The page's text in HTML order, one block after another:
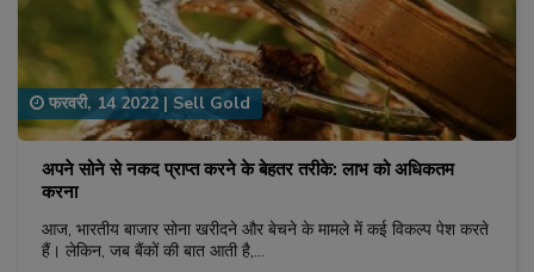
अपने सोने से नकद प्राप्त करने के बेहतर तरीके: लाभ को अधिकतम
करना
फरवरी, 14 2022 | Sell Gold
आज, भारतीय बाजार सोना खरीदने और बेचने के मामले में कई विकल्प पेश करते
हैं। लेकिन, जब बैंकों की बात आती है,…